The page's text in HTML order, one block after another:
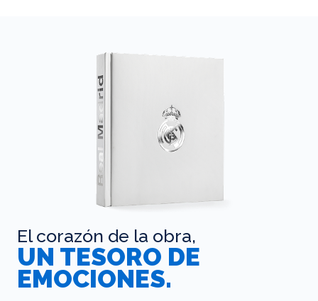
El corazón de la obra,
UN TESORO DE
EMOCIONES.